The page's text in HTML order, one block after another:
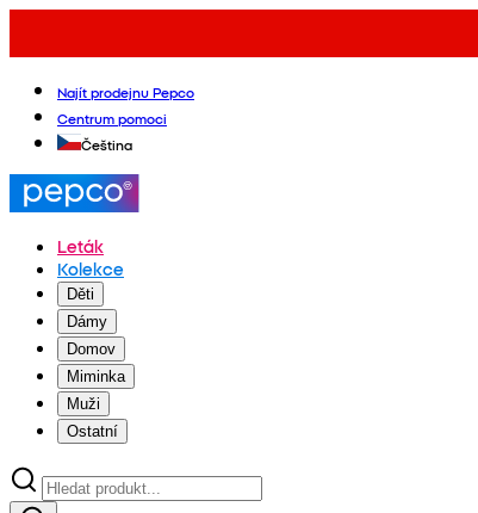
Najít prodejnu Pepco
Centrum pomoci
Čeština
Leták
Kolekce
Děti
Dámy
Domov
Miminka
Muži
Ostatní